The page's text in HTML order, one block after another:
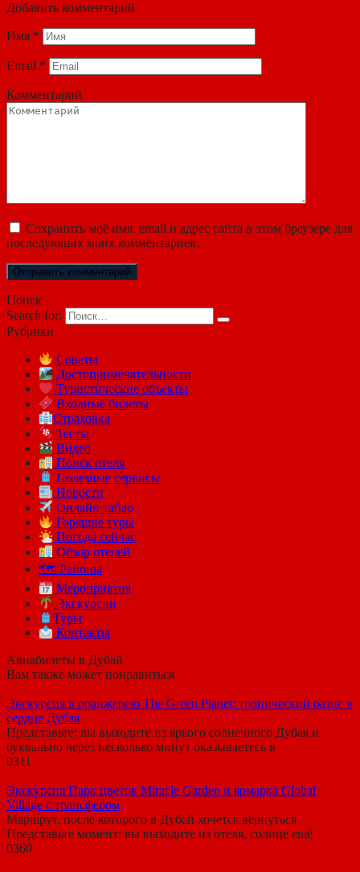
Добавить комментарий
Имя *
Email *
Комментарий
Сохранить моё имя, email и адрес сайта в этом браузере для
последующих моих комментариев.
Поиск
Search for:
Рубрики
Советы
Достопримечательности
Туристические объекты
Входные билеты
Страховка
Тесты
Видео
Поиск отеля
Полезные сервисы
Новости
Онлайн табло
Горящие туры
Погода сейчас
Обзор отелей
🗺 Районы
Мероприятия
Экскурсии
Туры
Контакты
Авиабилеты в Дубай
Вам также может понравиться
Экскурсия в оранжерею The Green Planet: тропический оазис в
сердце Дубая
Представьте: вы выходите из яркого солнечного Дубая и
буквально через несколько минут оказываетесь в
0311
Экскурсия Парк цветов Miracle Garden и ярмарка Global
Village с трансфером
Маршрут, после которого в Дубай хочется вернуться
Представьте момент: вы выходите из отеля, солнце ещё
0360